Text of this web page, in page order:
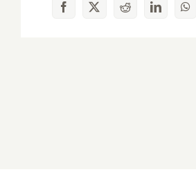
Facebook
X RedditLinkedIn